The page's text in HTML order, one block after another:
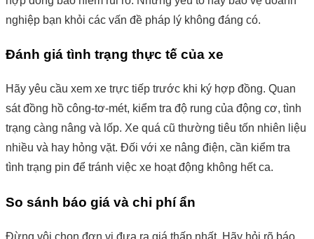
nghiệp bạn khỏi các vấn đề pháp lý không đáng có.
Đánh giá tình trạng thực tế của xe
Hãy yêu cầu xem xe trực tiếp trước khi ký hợp đồng. Quan
sát đồng hồ công-tơ-mét, kiểm tra độ rung của động cơ, tình
trạng càng nâng và lốp. Xe quá cũ thường tiêu tốn nhiên liệu
nhiều và hay hỏng vặt. Đối với xe nâng điện, cần kiểm tra
tình trạng pin để tránh việc xe hoạt động không hết ca.
So sánh báo giá và chi phí ẩn
Đừng vội chọn đơn vị đưa ra giá thấp nhất. Hãy hỏi rõ báo